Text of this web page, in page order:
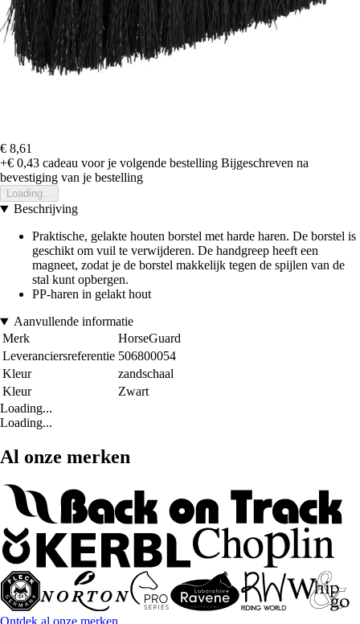
€ 8,61
+€ 0,43 cadeau voor je volgende bestelling Bijgeschreven na
bevestiging van je bestelling
Loading...
Beschrijving
Praktische, gelakte houten borstel met harde haren. De borstel is
geschikt om vuil te verwijderen. De handgreep heeft een
magneet, zodat je de borstel makkelijk tegen de spijlen van de
stal kunt opbergen.
PP-haren in gelakt hout
Aanvullende informatie
Merk
HorseGuard
Leveranciersreferentie 506800054
Kleur
zandschaal
Kleur
Zwart
Loading...
Loading...
Al onze merken